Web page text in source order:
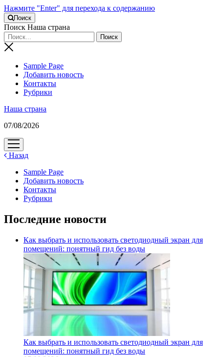
Нажмите "Enter" для перехода к содержанию
Поиск
Поиск Наша страна
Sample Page
Добавить новость
Контакты
Рубрики
Наша страна
07/08/2026
открыть
меню
Назад
Sample Page
Добавить новость
Контакты
Рубрики
Последние новости
Как выбрать и использовать светодиодный экран для
помещений: понятный гид без воды
Как выбрать и использовать светодиодный экран для
помещений: понятный гид без воды